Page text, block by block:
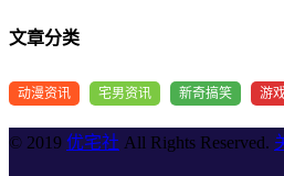
文章分类
动漫资讯 宅男资讯 新奇搞笑 游
© 2019 优宅社 All Rights Reserved.